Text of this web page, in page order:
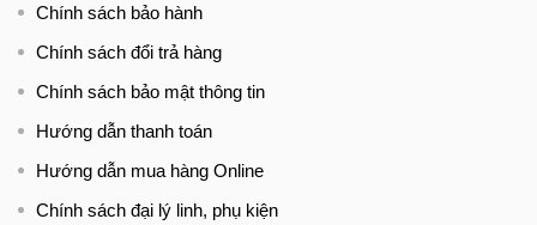
Thói quen để điện thoại Vivo V21e trong balo, túi xách
cùng với các vật cứng, sắc nhọn.
Người dùng thường để điện thoại Vivo V21e gần
người khi ngủ và có thể vô tình đè lên.
Người dùng không may làm rơi điện thoại Vivo V21e
Chính sách bảo hành
Chính sách đổi trả hàng
Chính sách bảo mật thông tin
Hướng dẫn thanh toán
Hướng dẫn mua hàng Online
Chính sách đại lý linh, phụ kiện